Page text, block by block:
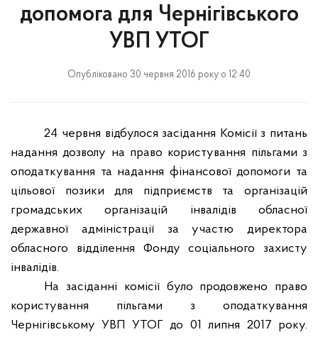
допомога для Чернігівського
УВП УТОГ
Опубліковано 30 червня 2016 року о 12:40
24 червня відбулося засідання Комісії з питань
надання дозволу на право користування пільгами з
оподаткування та надання фінансової допомоги та
цільової позики для підприємств та організацій
громадських організацій інвалідів обласної
державної адміністрації за участю директора
обласного відділення Фонду соціального захисту
інвалідів.
На засіданні комісії було продовжено право
користування пільгами з оподаткування
Чернігівському УВП УТОГ до 01 липня 2017 року.